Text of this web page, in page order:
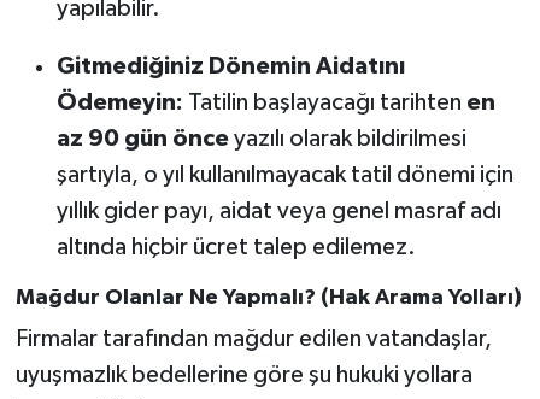
yapılabilir.
Gitmediğiniz Dönemin Aidatını
Ödemeyin: Tatilin başlayacağı tarihten en
az 90 gün önceyazılı olarak bildirilmesi
şartıyla, o yıl kullanılmayacak tatil dönemi için
yıllık gider payı, aidat veya genel masraf adı
altında hiçbir ücret talep edilemez.
Mağdur Olanlar Ne Yapmalı? (Hak Arama Yolları)
Firmalar tarafından mağdur edilen vatandaşlar,
uyuşmazlık bedellerine göre şu hukuki yollara